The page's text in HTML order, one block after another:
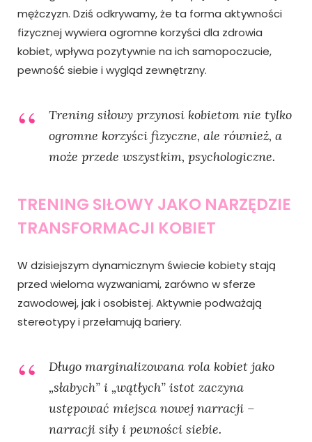
mężczyzn. Dziś odkrywamy, że ta forma aktywności
fizycznej wywiera ogromne korzyści dla zdrowia
kobiet, wpływa pozytywnie na ich samopoczucie,
pewność siebie i wygląd zewnętrzny.
Trening siłowy przynosi kobietom nie tylko
ogromne korzyści fizyczne, ale również, a
może przede wszystkim, psychologiczne.
TRENING SIŁOWY JAKO NARZĘDZIE
TRANSFORMACJI KOBIET
W dzisiejszym dynamicznym świecie kobiety stają
przed wieloma wyzwaniami, zarówno w sferze
zawodowej, jak i osobistej. Aktywnie podważają
stereotypy i przełamują bariery.
Długo marginalizowana rola kobiet jako
„słabych” i „wątłych” istot zaczyna
ustępować miejsca nowej narracji –
narracji siły i pewności siebie.